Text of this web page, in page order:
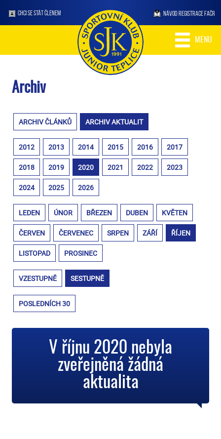
CHCI SE STÁT ČLENEM NÁVOD REGISTRACE FAČR
MENU
Archiv
ARCHIV ČLÁNKŮ ARCHIV AKTUALIT
2012 2013 2014 2015 2016 2017
2018 2019 2020 2021 2022 2023
2024 2025 2026
LEDEN ÚNOR BŘEZEN DUBEN KVĚTEN
ČERVEN ČERVENEC SRPEN ZÁŘÍ ŘÍJEN
LISTOPAD PROSINEC
VZESTUPNĚ SESTUPNĚ
POSLEDNÍCH 30
V říjnu 2020 nebyla
zveřejněná žádná
aktualita